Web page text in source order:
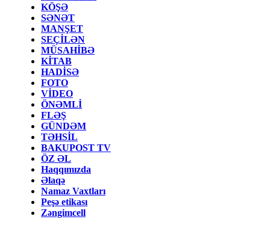
KÖŞƏ
SƏNƏT
MANŞET
SEÇİLƏN
MÜSAHİBƏ
KİTAB
HADİSƏ
FOTO
VİDEO
ÖNƏMLİ
FLƏŞ
GÜNDƏM
TƏHSİL
BAKUPOST TV
ÖZ ƏL
Haqqımızda
Əlaqə
Namaz Vaxtları
Peşə etikası
Zəngimcell